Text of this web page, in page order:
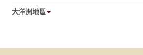
大洋洲地區